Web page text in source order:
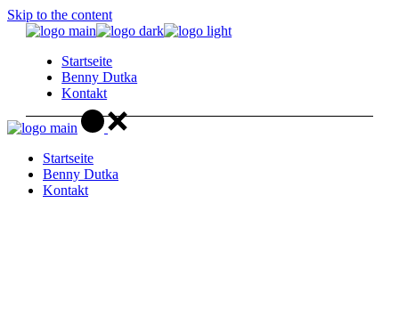
Skip to the content
Startseite
Benny Dutka
Kontakt
Startseite
Benny Dutka
Kontakt